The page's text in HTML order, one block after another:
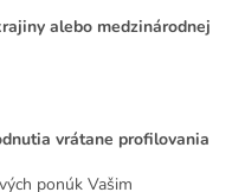
alebo medzinárodnej
vrátane profilovania
ponúk Vašim